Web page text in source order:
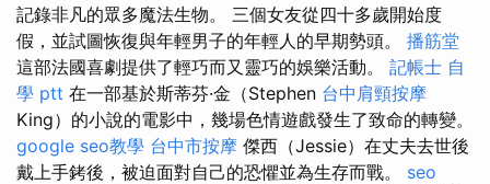
記錄非凡的眾多魔法生物。 三個女友從四十多歲開始度
假，並試圖恢復與年輕男子的年輕人的早期勢頭。 播筋堂
這部法國喜劇提供了輕巧而又靈巧的娛樂活動。 記帳士 自
學 ptt 在一部基於斯蒂芬·金（Stephen 台中肩頸按摩
King）的小說的電影中，幾場色情遊戲發生了致命的轉變。
google seo教學 台中市按摩 傑西（Jessie）在丈夫去世後
戴上手銬後，被迫面對自己的恐懼並為生存而戰。 seo